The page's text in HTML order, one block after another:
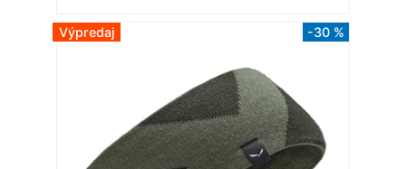
Výpredaj -30 %